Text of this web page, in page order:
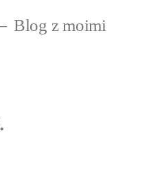
Blog z moimi